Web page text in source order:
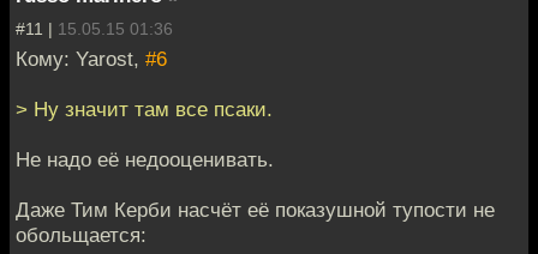
#11 | 15.05.15 01:36
Кому: Yarost, #6
> Ну значит там все псаки.
Не надо её недооценивать.
Даже Тим Керби насчёт её показушной тупости не
обольщается: